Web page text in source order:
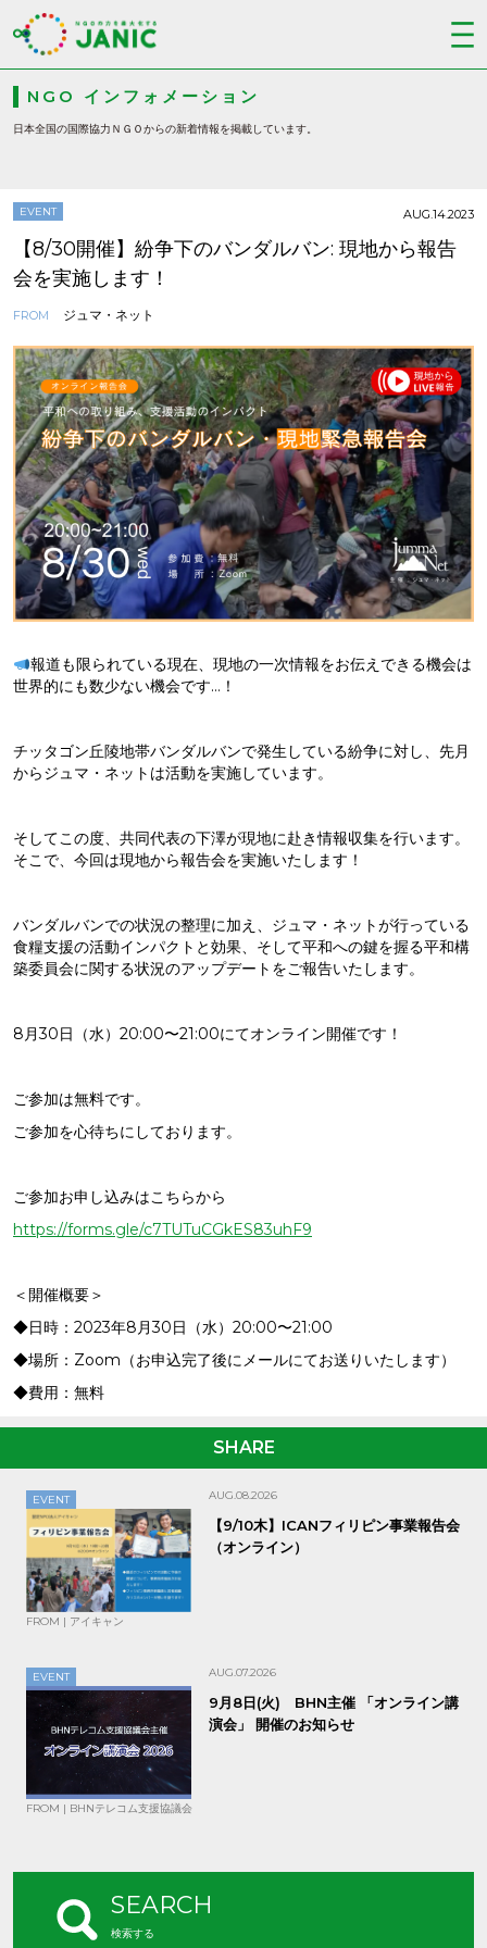
NGO インフォメーション
日本全国の国際協力ＮＧＯからの新着情報を掲載しています。
EVENT
【8/30開催】紛争下のバンダルバン: 現地から報告
会を実施します！
FROM ジュマ・ネット
AUG.14.2023
報道も限られている現在、現地の一次情報をお伝えできる機会は
世界的にも数少ない機会です…！
チッタゴン丘陵地帯バンダルバンで発生している紛争に対し、先月
からジュマ・ネットは活動を実施しています。
そしてこの度、共同代表の下澤が現地に赴き情報収集を行います。
そこで、今回は現地から報告会を実施いたします！
バンダルバンでの状況の整理に加え、ジュマ・ネットが行っている
食糧支援の活動インパクトと効果、そして平和への鍵を握る平和構
築委員会に関する状況のアップデートをご報告いたします。
8月30日（水）20:00〜21:00にてオンライン開催です！
ご参加は無料です。
ご参加を心待ちにしております。
ご参加お申し込みはこちらから
https://forms.gle/c7TUTuCGkES83uhF9
＜開催概要＞
◆日時：2023年8月30日（水）20:00〜21:00
◆場所：Zoom（お申込完了後にメールにてお送りいたします）
◆費用：無料
SHARE
EVENT AUG.08.2026
【9/10木】ICANフィリピン事業報告会
（オンライン）
FROM | アイキャン
EVENT AUG.07.2026
9月8日(火) BHN主催 「オンライン講
演会」 開催のお知らせ
FROM | BHNテレコム支援協議会
SEARCH
検索する